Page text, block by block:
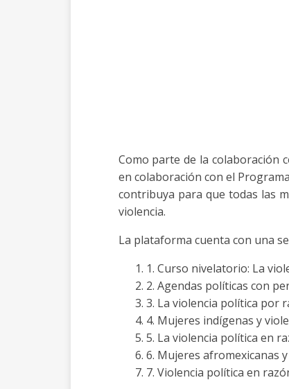
Como parte de la colaboración
en colaboración con el
contribuya para que todas las
violencia.
La plataforma cuenta con una
1. Curso nivelatorio: La
2. Agendas políticas con
3. La violencia política por
4. Mujeres indígenas y
5. La violencia política en
6. Mujeres afromexicanas
7. Violencia política en